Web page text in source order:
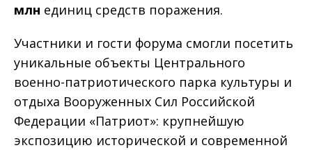
млн единиц средств поражения.
Участники и гости форума смогли посетить
уникальные объекты Центрального
военно-патриотического парка культуры и
отдыха Вооруженных Сил Российской
Федерации «Патриот»: крупнейшую
экспозицию исторической и современной